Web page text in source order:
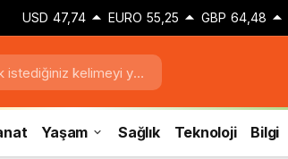
USD 47,74 EURO 55,25 GBP 64,48
Yaşam Sağlık Teknoloji Bilgi